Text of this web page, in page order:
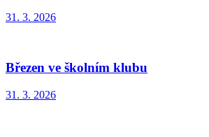
31. 3. 2026
Březen ve školním klubu
31. 3. 2026